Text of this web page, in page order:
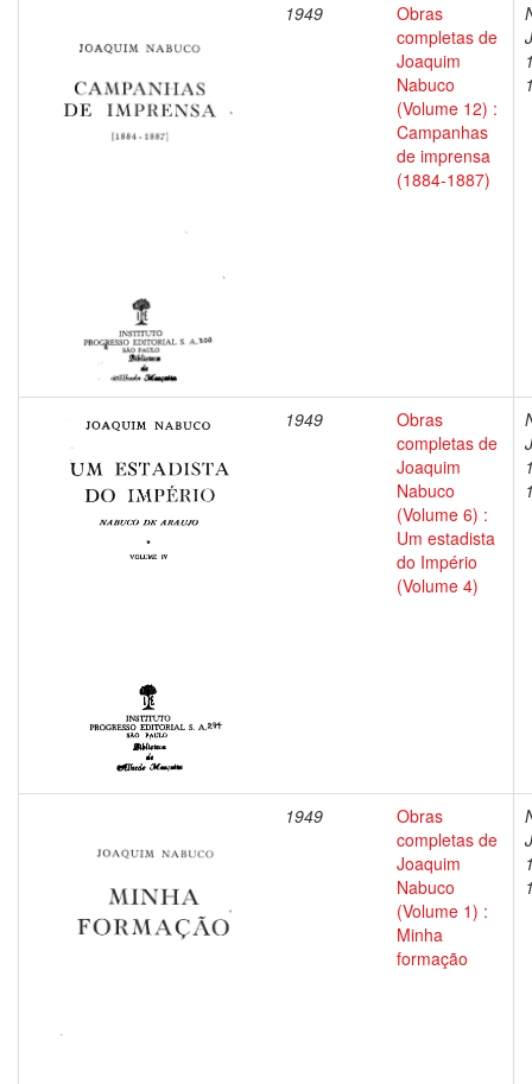
1949
Obras
completas de
Joaquim
Nabuco
(Volume 12) :
Campanhas
de imprensa
(1884-1887)
1949
Obras
completas de
Joaquim
Nabuco
(Volume 6) :
Um estadista
do Império
(Volume 4)
1949
Obras
completas de
Joaquim
Nabuco
(Volume 1) :
Minha
formação